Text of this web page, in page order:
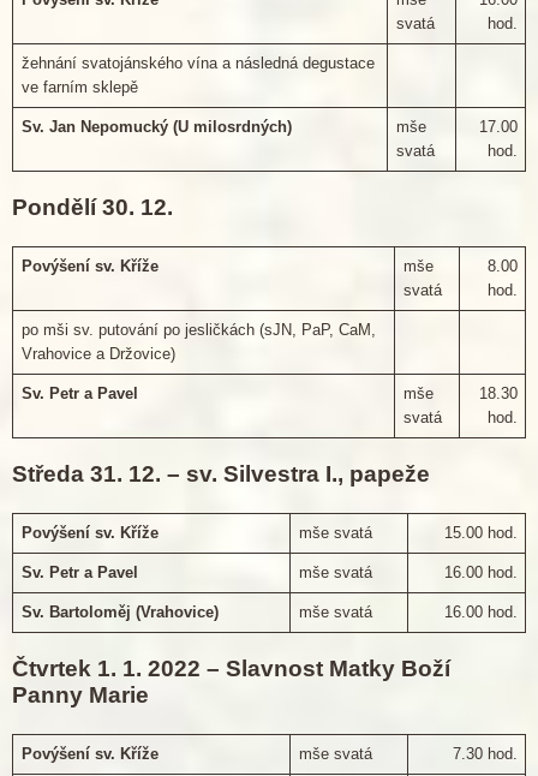
svatá
hod.
žehnání svatojánského vína a následná degustace
ve farním sklepě
Sv. Jan Nepomucký (U milosrdných)
mše
svatá
17.00
hod.
Pondělí 30. 12.
Povýšení sv. Kříže
mše
svatá
8.00
hod.
po mši sv. putování po jesličkách (sJN, PaP, CaM,
Vrahovice a Držovice)
Sv. Petr a Pavel
mše
svatá
18.30
hod.
Středa 31. 12. – sv. Silvestra I., papeže
Povýšení sv. Kříže mše svatá 15.00 hod.
Sv. Petr a Pavel mše svatá 16.00 hod.
Sv. Bartoloměj (Vrahovice) mše svatá 16.00 hod.
Čtvrtek 1. 1. 2022 – Slavnost Matky Boží
Panny Marie
Povýšení sv. Kříže mše svatá 7.30 hod.